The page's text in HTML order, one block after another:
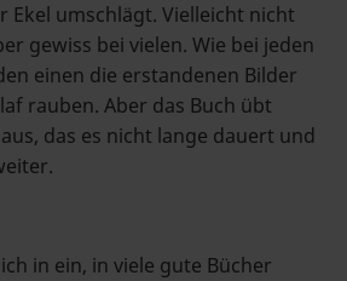
Ekel umschlägt. Vielleicht nicht
gewiss bei vielen. Wie bei jeden
einen die erstandenen Bilder
rauben. Aber das Buch übt
das es nicht lange dauert und
in ein, in viele gute Bücher